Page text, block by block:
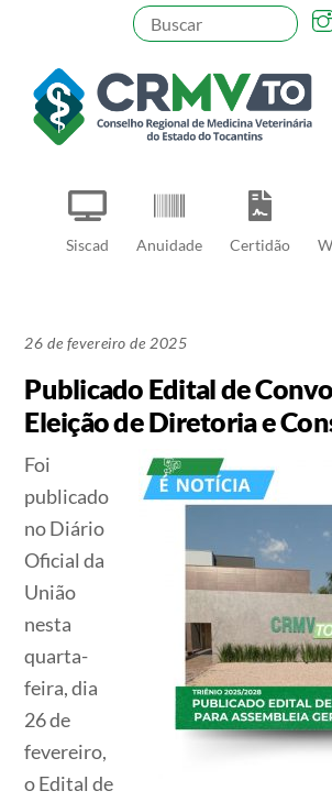
content
Siscad Anuidade Certidão
Pesquisar
26 de fevereiro de 2025
Publicado Edital de
Eleição de Diretoria e
Foi
publicado
no Diário
Oficial da
União
nesta
quarta-
feira, dia
26 de
fevereiro,
o Edital de